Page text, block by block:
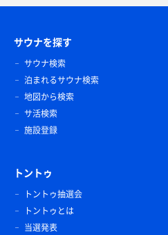
サウナを探す
サウナ検索
泊まれるサウナ検索
地図から検索
サ活検索
施設登録
トントゥ
トントゥ抽選会
トントゥとは
当選発表